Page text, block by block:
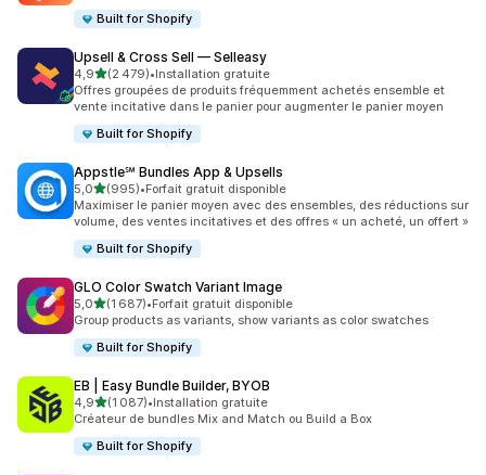
Built for Shopify
Upsell & Cross Sell — Selleasy
4,9étoile(s) sur 5
(2 479)
2479 avis au total
•Installation gratuite
Offres groupées de produits fréquemment achetés ensemble et
vente incitative dans le panier pour augmenter le panier moyen
Built for Shopify
Appstle℠ Bundles App & Upsells
5,0étoile(s) sur 5
(995)
995 avis au total
•Forfait gratuit disponible
Maximiser le panier moyen avec des ensembles, des réductions sur
volume, des ventes incitatives et des offres « un acheté, un offert »
Built for Shopify
GLO Color Swatch Variant Image
5,0étoile(s) sur 5
(1 687)
1687 avis au total
•Forfait gratuit disponible
Group products as variants, show variants as color swatches
Built for Shopify
EB | Easy Bundle Builder, BYOB
4,9étoile(s) sur 5
(1 087)
1087 avis au total
•Installation gratuite
Créateur de bundles Mix and Match ou Build a Box
Built for Shopify